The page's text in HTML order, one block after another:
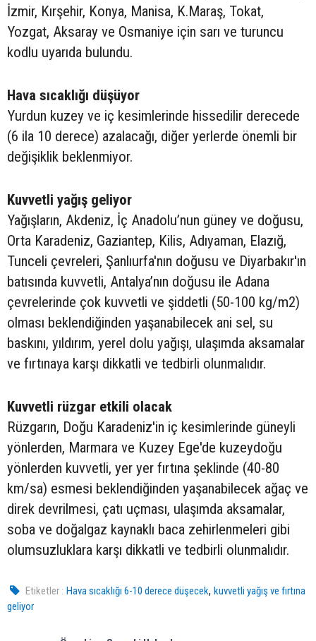
İzmir, Kırşehir, Konya, Manisa, K.Maraş, Tokat,
Yozgat, Aksaray ve Osmaniye için sarı ve turuncu
kodlu uyarıda bulundu.
Hava sıcaklığı düşüyor
Yurdun kuzey ve iç kesimlerinde hissedilir derecede
(6 ila 10 derece) azalacağı, diğer yerlerde önemli bir
değişiklik beklenmiyor.
Kuvvetli yağış geliyor
Yağışların, Akdeniz, İç Anadolu’nun güney ve doğusu,
Orta Karadeniz, Gaziantep, Kilis, Adıyaman, Elazığ,
Tunceli çevreleri, Şanlıurfa'nın doğusu ve Diyarbakır'ın
batısında kuvvetli, Antalya’nın doğusu ile Adana
çevrelerinde çok kuvvetli ve şiddetli (50-100 kg/m2)
olması beklendiğinden yaşanabilecek ani sel, su
baskını, yıldırım, yerel dolu yağışı, ulaşımda aksamalar
ve fırtınaya karşı dikkatli ve tedbirli olunmalıdır.
Kuvvetli rüzgar etkili olacak
Rüzgarın, Doğu Karadeniz'in iç kesimlerinde güneyli
yönlerden, Marmara ve Kuzey Ege'de kuzeydoğu
yönlerden kuvvetli, yer yer fırtına şeklinde (40-80
km/sa) esmesi beklendiğinden yaşanabilecek ağaç ve
direk devrilmesi, çatı uçması, ulaşımda aksamalar,
soba ve doğalgaz kaynaklı baca zehirlenmeleri gibi
olumsuzluklara karşı dikkatli ve tedbirli olunmalıdır.
Etiketler : Hava sıcaklığı 6-10 derece düşecek,kuvvetli yağış ve fırtına
geliyor